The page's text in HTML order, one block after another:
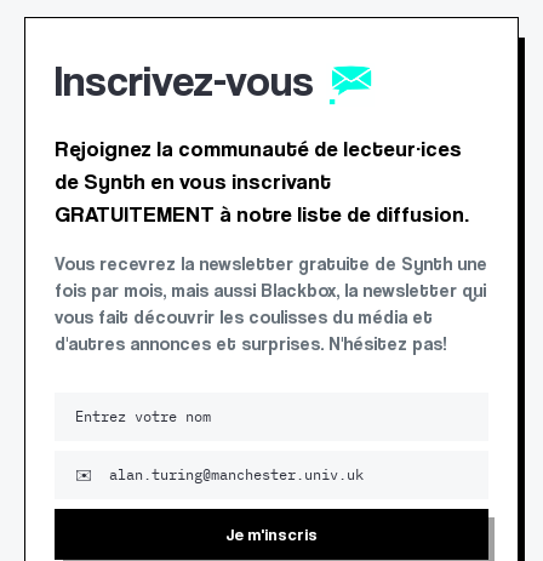
Inscrivez-vous
Rejoignez la communauté de lecteur·ices
de Synth en vous inscrivant
GRATUITEMENT à notre liste de diffusion.
Vous recevrez la newsletter gratuite de Synth une
fois par mois, mais aussi Blackbox, la newsletter qui
vous fait découvrir les coulisses du média et
d'autres annonces et surprises. N'hésitez pas!
Je m'inscris